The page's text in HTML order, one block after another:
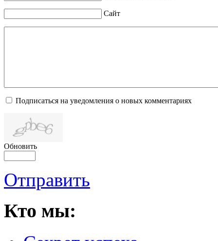
Сайт
Подписаться на уведомления о новых комментариях
Обновить
Отправить
Кто мы: